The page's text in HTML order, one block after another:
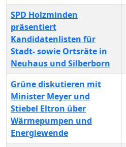
SPD Holzminden
präsentiert
Kandidatenlisten für
Stadt- sowie Ortsräte in
Neuhaus und Silberborn
Grüne diskutieren mit
Minister Meyer und
Stiebel Eltron über
Wärmepumpen und
Energiewende